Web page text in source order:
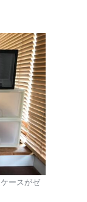
ースがゼ